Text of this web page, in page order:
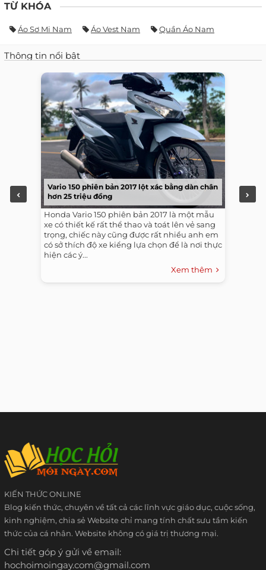
TỪ KHÓA
Áo Sơ Mi Nam Áo Vest Nam Quần Áo Nam
Thông tin nổi bật
Vario 150 phiên bản 2017 lột xác bằng dàn chân
hơn 25 triệu đồng
Honda Vario 150 phiên bản 2017 là một mẫu
xe có thiết kế rất thể thao và toát lên vẻ sang
trọng, chiếc này cũng được rất nhiều anh em
có sở thích độ xe kiểng lựa chọn để là nơi thực
hiện các ý...
Xem thêm
KIẾN THỨC ONLINE
Blog kiến thức, chuyên về tất cả các lĩnh vực giáo dục, cuộc sống,
kinh nghiệm, chia sẻ Website chỉ mang tính chất sưu tầm kiến
thức của cá nhân. Website không có giá trị thương mại.
Chi tiết góp ý gửi về email:
hochoimoingay.com@gmail.com